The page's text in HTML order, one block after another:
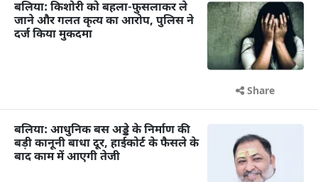
बलिया: किशोरी को बहला-फुसलाकर ले
जाने और गलत कृत्य का आरोप, पुलिस ने
दर्ज किया मुकदमा
Share
बलिया: आधुनिक बस अड्डे के निर्माण की
बड़ी कानूनी बाधा दूर, हाईकोर्ट के फैसले के
बाद काम में आएगी तेजी